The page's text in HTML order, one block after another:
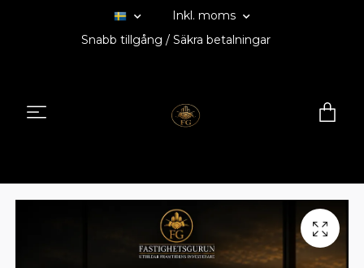
Inkl. moms
Snabb tillgång / Säkra betalningar